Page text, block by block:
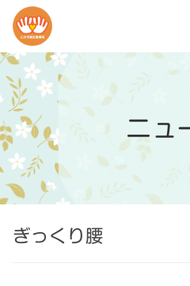
コ
ン
テ
ン
ツ
へ
ニュ
ぎっくり腰